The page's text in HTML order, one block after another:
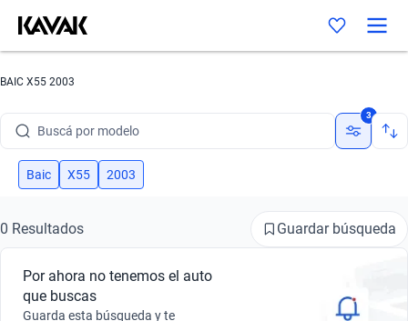
BAIC X55 2003
Buscá por modelo
Buscá por versión
Buscá por marca
Buscá por modelo
3
Baic X55 2003
0 Resultados Guardar búsqueda
Por ahora no tenemos el auto
que buscas
Guarda esta búsqueda y te